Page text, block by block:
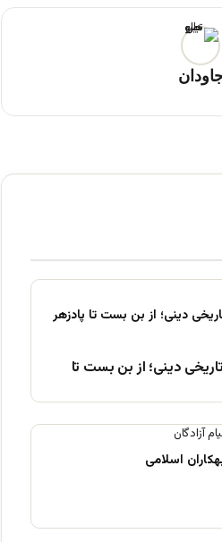
دینی؛ از بن بست تا